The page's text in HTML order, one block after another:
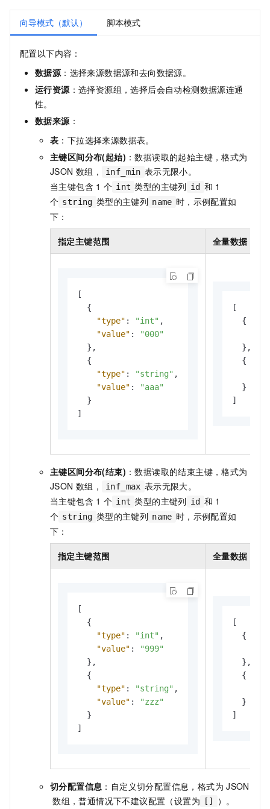
向导模式（默认） 脚本模式
配置以下内容：
数据源：选择来源数据源和去向数据源。
运行资源：选择资源组，选择后会自动检测数据源连通
性。
数据来源：
表 ：下拉选择来源数据表。
主键区间分布(起始) ：数据读取的起始主键，格式为
JSON 数组， inf_min 表示无限小。
当主键包含 1 个 int 类型的主键列 id 和 1
个 string 类型的主键列 name 时，示例配置如
下：
指定主键范围 全量数据
[
{
"type" : "int" ,
"value" :
"000"
} ,
{
"type" : "string" ,
"value" :
"aaa"
}
]
[
{
} ,
{
}
]
主键区间分布(结束) ：数据读取的结束主键，格式为
JSON 数组， inf_max 表示无限大。
当主键包含 1 个 int 类型的主键列 id 和 1
个 string 类型的主键列 name 时，示例配置如
下：
指定主键范围 全量数据
[
{
"type" : "int" ,
"value" :
"999"
} ,
{
"type" : "string" ,
"value" :
"zzz"
}
]
[
{
} ,
{
}
]
切分配置信息 ：自定义切分配置信息，格式为 JSON
数组，普通情况下不建议配置（设置为
[] ）。